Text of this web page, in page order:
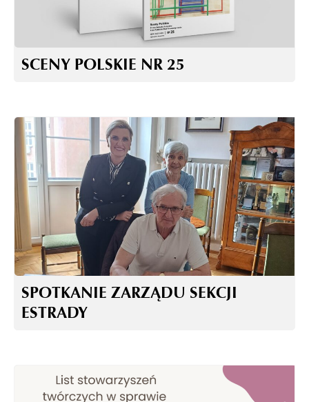
SCENY POLSKIE NR 25
SPOTKANIE ZARZĄDU SEKCJI
ESTRADY